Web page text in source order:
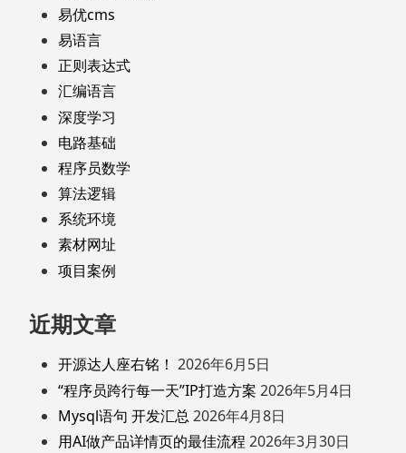
易优cms
易语言
正则表达式
汇编语言
深度学习
电路基础
程序员数学
算法逻辑
系统环境
素材网址
项目案例
近期文章
开源达人座右铭！ 2026年6月5日
“程序员跨行每一天”IP打造方案 2026年5月4日
Mysql语句 开发汇总 2026年4月8日
用AI做产品详情页的最佳流程 2026年3月30日